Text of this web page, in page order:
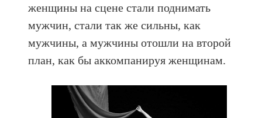
женщины на сцене стали поднимать
мужчин, стали так же сильны, как
мужчины, а мужчины отошли на второй
план, как бы аккомпанируя женщинам.